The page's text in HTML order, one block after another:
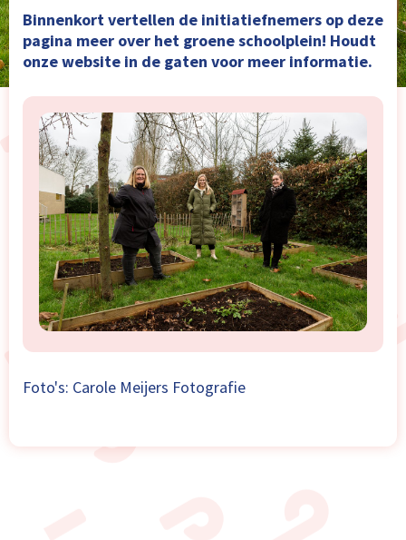
Binnenkort vertellen de initiatiefnemers op deze
pagina meer over het groene schoolplein! Houdt
onze website in de gaten voor meer informatie.
Foto's: Carole Meijers Fotografie